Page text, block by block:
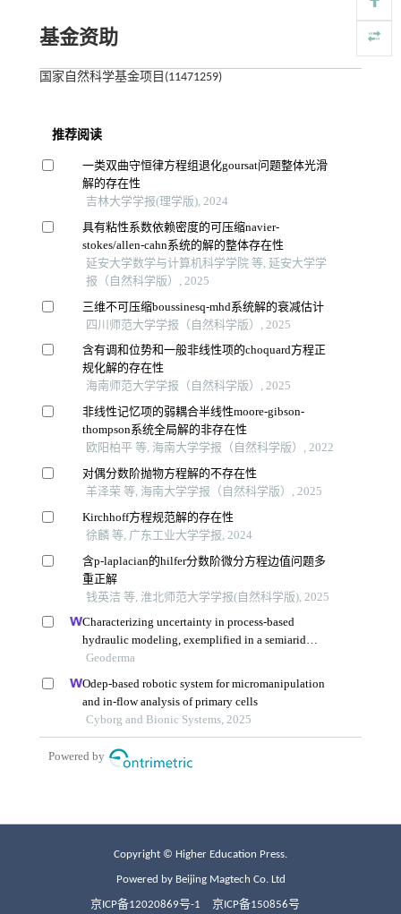
基金资助
国家自然科学基金项目(11471259)
Copyright © Higher Education Press.
Powered by Beijing Magtech Co. Ltd
京ICP备12020869号-1 京ICP备150856号